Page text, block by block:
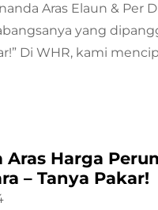
Aras Elaun & Per
yang
Di WHR, kami
Aras Harga
– Tanya Pakar!